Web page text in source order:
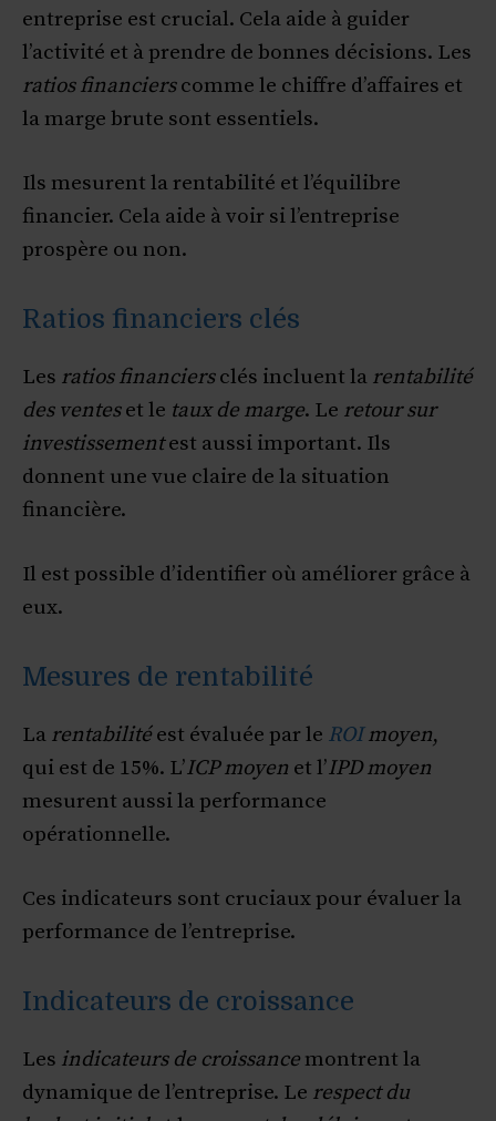
entreprise est crucial. Cela aide à guider
l’activité et à prendre de bonnes décisions. Les
ratios financierscomme le chiffre d’affaires et
la marge brute sont essentiels.
Ils mesurent la rentabilité et l’équilibre
financier. Cela aide à voir si l’entreprise
prospère ou non.
Ratios financiers clés
Les ratios financiersclés incluent la rentabilité
des venteset le taux de marge. Le retour sur
investissementest aussi important. Ils
donnent une vue claire de la situation
financière.
Il est possible d’identifier où améliorer grâce à
eux.
Mesures de rentabilité
La rentabilitéest évaluée par le ROImoyen,
qui est de 15%. L’ICP moyen et l’IPD moyen
mesurent aussi la performance
opérationnelle.
Ces indicateurs sont cruciaux pour évaluer la
performance de l’entreprise.
Indicateurs de croissance
Les indicateurs de croissance montrent la
dynamique de l’entreprise. Le respect du